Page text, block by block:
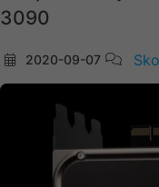
3090
2020-09-07